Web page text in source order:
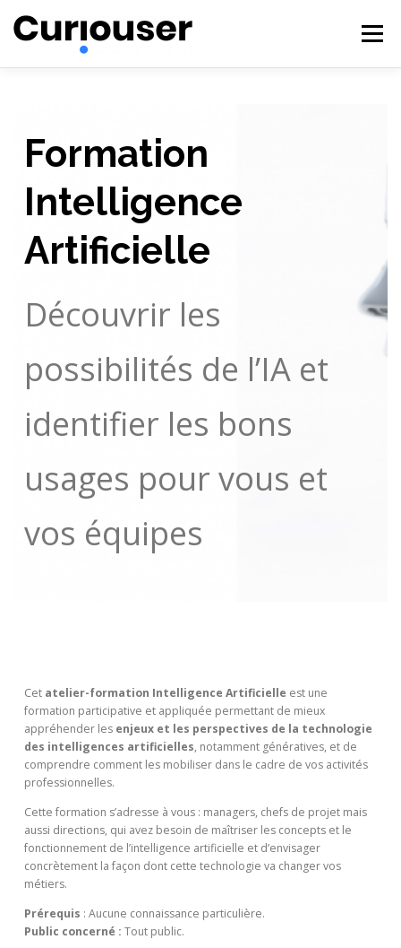
contenu
Menu
#BECURIOUS CONTACT
Formation
Intelligence
Artificielle
Découvrir les
possibilités de l’IA et
identifier les bons
usages pour vous et
vos équipes
Cet atelier-formation Intelligence Artificielle est une
formation participative et appliquée permettant de mieux
appréhender les enjeux et les perspectives de la technologie
des intelligences artificielles, notamment génératives, et de
comprendre comment les mobiliser dans le cadre de vos activités
professionnelles.
Cette formation s’adresse à vous : managers, chefs de projet mais
aussi directions, qui avez besoin de maîtriser les concepts et le
fonctionnement de l’intelligence artificielle et d’envisager
concrètement la façon dont cette technologie va changer vos
métiers.
Prérequis : Aucune connaissance particulière.
Public concerné : Tout public.